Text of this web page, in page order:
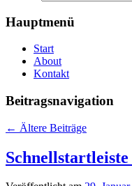
Hauptmenü
Start
About
Kontakt
Beitragsnavigation
← Ältere Beiträge